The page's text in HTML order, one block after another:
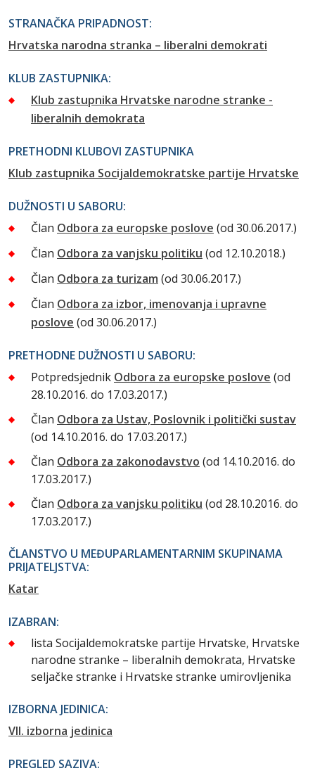
STRANAČKA PRIPADNOST:
Hrvatska narodna stranka – liberalni demokrati
KLUB ZASTUPNIKA:
Klub zastupnika Hrvatske narodne stranke -
liberalnih demokrata
PRETHODNI KLUBOVI ZASTUPNIKA
Klub zastupnika Socijaldemokratske partije Hrvatske
DUŽNOSTI U SABORU:
Član Odbora za europske poslove (od 30.06.2017.)
Član Odbora za vanjsku politiku (od 12.10.2018.)
Član Odbora za turizam (od 30.06.2017.)
Član Odbora za izbor, imenovanja i upravne
poslove (od 30.06.2017.)
PRETHODNE DUŽNOSTI U SABORU:
Potpredsjednik Odbora za europske poslove (od
28.10.2016. do 17.03.2017.)
Član Odbora za Ustav, Poslovnik i politički sustav
(od 14.10.2016. do 17.03.2017.)
Član Odbora za zakonodavstvo (od 14.10.2016. do
17.03.2017.)
Član Odbora za vanjsku politiku (od 28.10.2016. do
17.03.2017.)
ČLANSTVO U MEĐUPARLAMENTARNIM SKUPINAMA
PRIJATELJSTVA:
Katar
IZABRAN:
lista Socijaldemokratske partije Hrvatske, Hrvatske
narodne stranke – liberalnih demokrata, Hrvatske
seljačke stranke i Hrvatske stranke umirovljenika
IZBORNA JEDINICA:
VII. izborna jedinica
PREGLED SAZIVA: